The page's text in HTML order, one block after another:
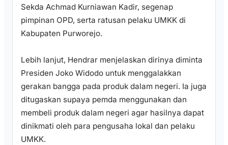
Sekda Achmad Kurniawan Kadir, segenap
pimpinan OPD, serta ratusan pelaku UMKK di
Kabupaten Purworejo.
Lebih lanjut, Hendrar menjelaskan dirinya diminta
Presiden Joko Widodo untuk menggalakkan
gerakan bangga pada produk dalam negeri. Ia juga
ditugaskan supaya pemda menggunakan dan
membeli produk dalam negeri agar hasilnya dapat
dinikmati oleh para pengusaha lokal dan pelaku
UMKK.